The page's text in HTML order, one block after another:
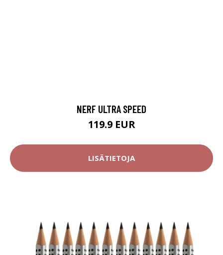
NERF ULTRA SPEED
119.9 EUR
LISÄTIETOJA